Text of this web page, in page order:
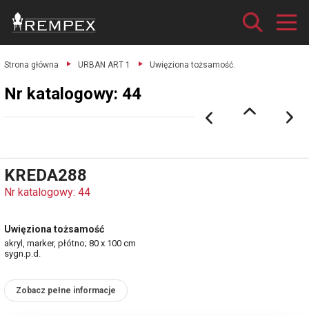
Strona główna URBAN ART 1 Uwięziona tożsamość.
Nr katalogowy: 44
KREDA288
Nr katalogowy: 44
Uwięziona tożsamość
akryl, marker, płótno; 80 x 100 cm
sygn.p.d.
Zobacz pełne informacje